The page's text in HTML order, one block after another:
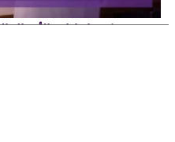
دكتوراة إدارة الأعمال